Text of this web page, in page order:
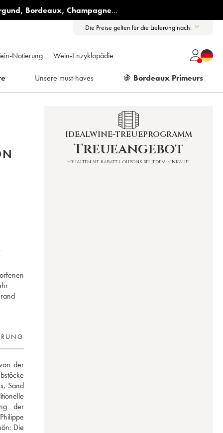
, Bordeaux, Champagne...
Die Preise gelten für die Lieferung nach:
Notierung Wein-Enzyklopädie
Unsere must-haves 🍇 Bordeaux Primeurs
der
Sand
der
Die
IDEALWINE-TREUEPROGRAMM
Treueangebot
Erhalten Sie Rabatt-Coupons bei jedem Einkauf!